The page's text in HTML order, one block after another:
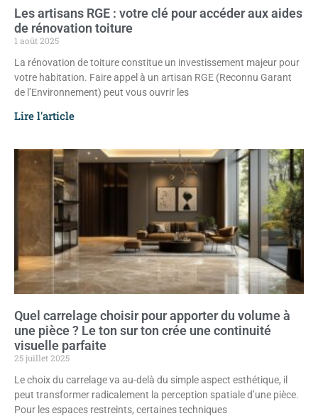
Les artisans RGE : votre clé pour accéder aux aides
de rénovation toiture
1 août 2025
La rénovation de toiture constitue un investissement majeur pour
votre habitation. Faire appel à un artisan RGE (Reconnu Garant
de l’Environnement) peut vous ouvrir les
Lire l'article
Quel carrelage choisir pour apporter du volume à
une pièce ? Le ton sur ton crée une continuité
visuelle parfaite
25 juillet 2025
Le choix du carrelage va au-delà du simple aspect esthétique, il
peut transformer radicalement la perception spatiale d’une pièce.
Pour les espaces restreints, certaines techniques